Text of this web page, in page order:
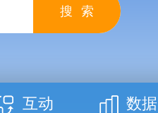
互动 数据